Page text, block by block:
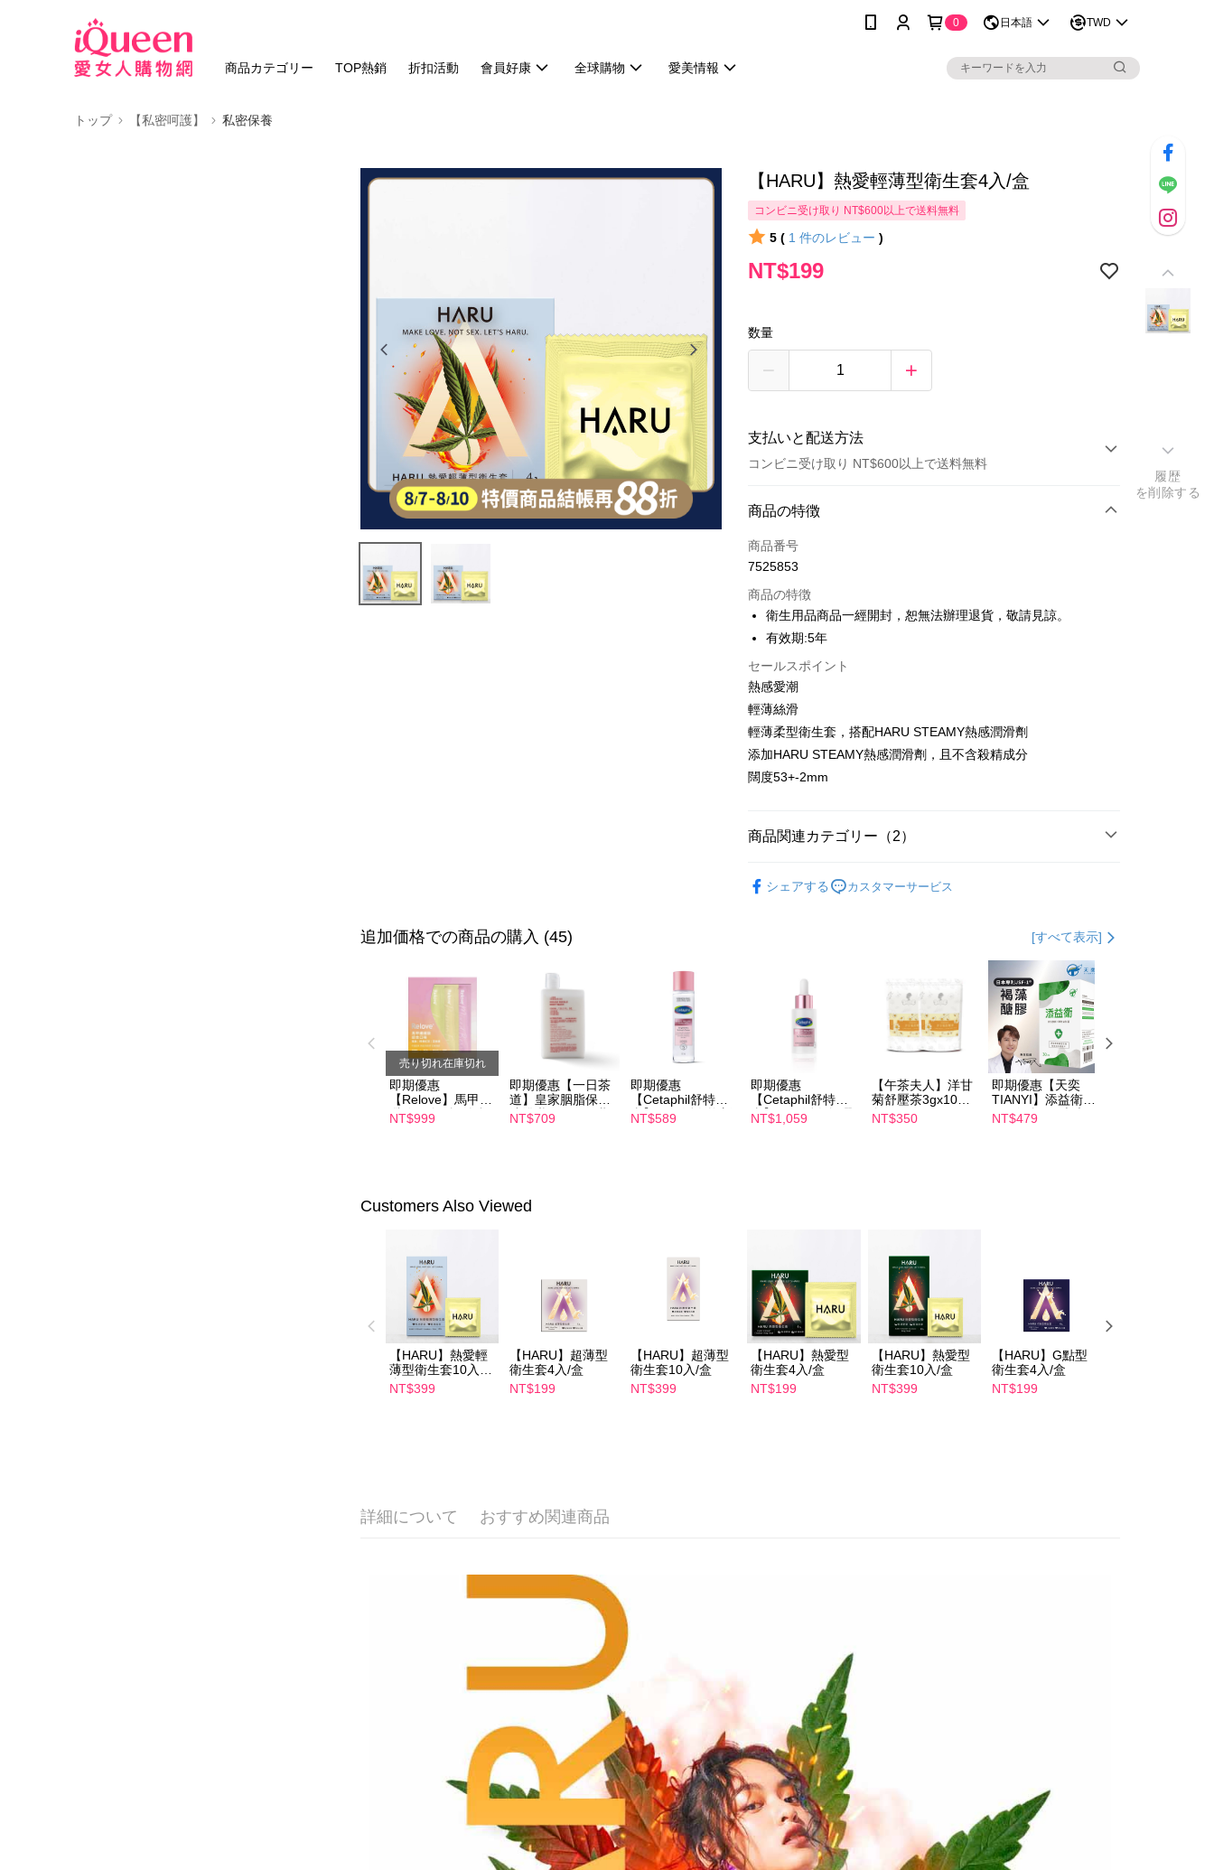
0 日本語 TWD
商品カテゴリー TOP熱銷 折扣活動 會員好康 全球購物 愛美情報
トップ 【私密呵護】 私密保養
【HARU】熱愛輕薄型衛生套4入/盒
コンビニ受け取り NT$600以上で送料無料
5 ( 1件のレビュー )
NT$199
数量
支払いと配送方法
コンビニ受け取り NT$600以上で送料無料
お支払い方法
クレジットカード1回払い
コンビニ店頭代金引換
LINE Pay
Apple Pay
JKOPAY
Easy Wallet
Google Pay
Plus Pay
説明
一、 AFTEE代金後払いについて
ドウが表示されます。
2.SMSで認証してお支払い手続を進めてください。
4.ご注文が完了すると、携帯に支払い通知のSMSが届きます。アプリ会
員の場合は、AFTEE アプリプッシュ通知が届きます。
5.商品受け取り時のお支払いは不要です。商品を確かめてから、SMSま
たはアプリの通知に従って、4大コンビニ、またはATM/オンラインバンキ
ングでお支払いください。
代金納付期限は最短で 14 日以内ですので、ご注意ください。AFTEE ア
プリをダウンロードして AFTEE 会員になるとお支払い期限を最長 45 日
お支払期限は、ショップが請求した期日と、AFTEEで延長できる日数を
もとに計算されます。AFTEEで注文すると、商品を受け取るまで支払い
2.決済金額は最低NT$20です。
3.現在、台湾の会員のみご利用いただけます。
三、利用規約「AFTEE代金後払い」（以下当サービスという）はネット
プロテクションズ（以下 AFTEE という）が提供し、AFTEEが代金を徴収
します。当サービスご利用の際に提供しなければならない個人情報（注
文者の氏名、電話番号、受取人の氏名、電話番号、受取人住所を含むが
これに限らない）は、AFTEEに渡され当サービスで必要な範囲内で利用
されます。AFTEEの個人情報の収集、処理、利用について、詳細は
付款後全家取貨
配送毎にNT$100、NT$600以上で送料無料
配送毎にNT$100、NT$600以上で送料無料
付款後萊爾富取貨
配送毎にNT$100、NT$600以上で送料無料
宅配
配送毎にNT$100、NT$600以上で送料無料
離島配送
配送毎にNT$150、NT$1,500以上で送料無料
商品の特徴
商品番号
7525853
商品の特徴
衛生用品商品一經開封，恕無法辦理退貨，敬請見諒。
有效期:5年
セールスポイント
熱感愛潮
輕薄絲滑
輕薄柔型衛生套，搭配HARU STEAMY熱感潤滑劑
添加HARU STEAMY熱感潤滑劑，且不含殺精成分
闊度53+-2mm
商品関連カテゴリー（2）
シェアする カスタマーサービス
追加価格での商品の購入 (45) [すべて表示]
売り切れ在庫切れ
即期優惠
【Relove】馬甲纖
纖飲24包/盒-綜合
口味(效期2027-
NT$999
即期優惠【一日茶
道】皇家胭脂保濕
沐浴乳600ml 效期
2027/2/19
NT$709
即期優惠
【Cetaphil舒特
膚】BHR淨白煥新
化妝水 150mL 效
NT$589
即期優惠
【Cetaphil舒特
膚】BHR淨白無暇
精華液 30ml 效期
NT$1,059
【午茶夫人】洋甘
菊舒壓茶3gx10入/
包 x2
NT$350
即期優惠【天奕
TIANYI】添益衛
(30粒/盒) 日本專
利JSF-1®褐藻醣
NT$479
Customers Also Viewed
【HARU】熱愛輕
薄型衛生套10入/
盒
NT$399
【HARU】超薄型
衛生套4入/盒
NT$199
【HARU】超薄型
衛生套10入/盒
NT$399
【HARU】熱愛型
衛生套4入/盒
NT$199
【HARU】熱愛型
衛生套10入/盒
NT$399
【HARU】G點型
衛生套4入/盒
NT$199
詳細について おすすめ関連商品
履歴
を削除する